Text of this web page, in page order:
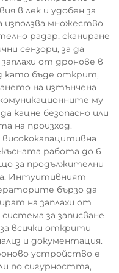
в лек и удобен за
множество
радар, сканиране
сензори, за да
от дронове в
като бъде открит,
на изтънчена
му
кацне безопасно или
на произход.
работа до 6
за продължителни
Интуитивният
бързо да
на заплахи от
за записване
всички открити
и документация.
устройство е
по сигурността,